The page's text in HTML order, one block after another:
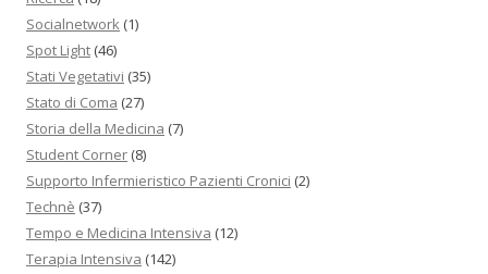
Socialnetwork (1)
Spot Light (46)
Stati Vegetativi (35)
Stato di Coma (27)
Storia della Medicina (7)
Student Corner (8)
Supporto Infermieristico Pazienti Cronici (2)
Technè (37)
Tempo e Medicina Intensiva (12)
Terapia Intensiva (142)